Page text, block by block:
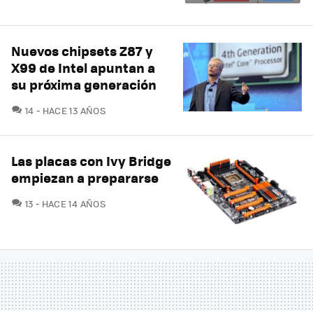
Nuevos chipsets Z87 y
X99 de Intel apuntan a
su próxima generación
14 COMENTARIOS
HACE 13 AÑOS
Las placas con Ivy Bridge
empiezan a prepararse
13 COMENTARIOS
HACE 14 AÑOS